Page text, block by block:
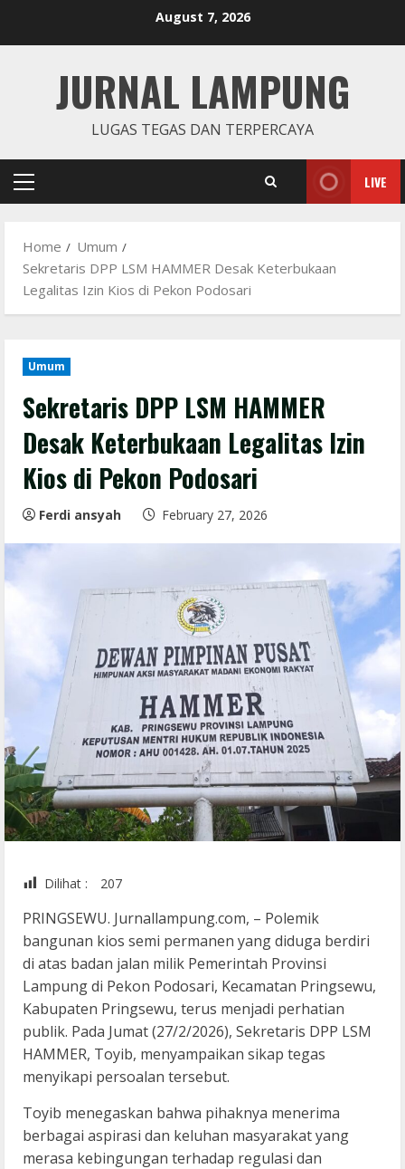
August 7, 2026
JURNAL LAMPUNG
LUGAS TEGAS DAN TERPERCAYA
Primary
LIVE
Home
Umum
Sekretaris DPP LSM HAMMER Desak Keterbukaan
Legalitas Izin Kios di Pekon Podosari
Umum
Sekretaris DPP LSM HAMMER
Desak Keterbukaan Legalitas Izin
Kios di Pekon Podosari
Ferdi ansyah February 27, 2026
Dilihat : 207
PRINGSEWU. Jurnallampung.com, – Polemik
bangunan kios semi permanen yang diduga berdiri
di atas badan jalan milik Pemerintah Provinsi
Lampung di Pekon Podosari, Kecamatan Pringsewu,
Kabupaten Pringsewu, terus menjadi perhatian
publik. Pada Jumat (27/2/2026), Sekretaris DPP LSM
HAMMER, Toyib, menyampaikan sikap tegas
menyikapi persoalan tersebut.
Toyib menegaskan bahwa pihaknya menerima
berbagai aspirasi dan keluhan masyarakat yang
merasa kebingungan terhadap regulasi dan